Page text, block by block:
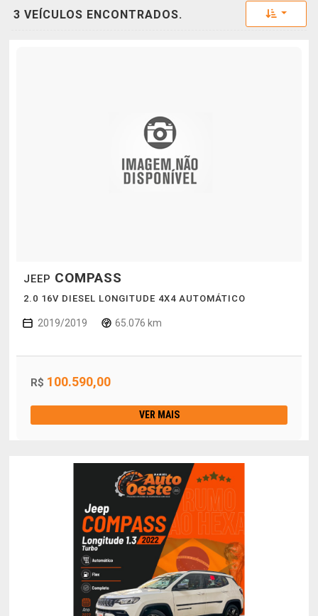
3 VEÍCULOS ENCONTRADOS. Toggle
JEEP COMPASS
2.0 16V DIESEL LONGITUDE 4X4 AUTOMÁTICO
2019/2019 65.076 km
R$ 100.590,00
VER MAIS